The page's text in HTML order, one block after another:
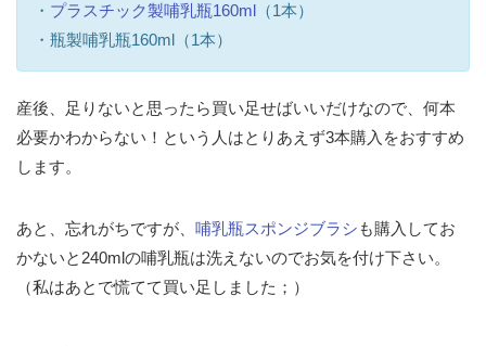
・ プラスチック製哺乳瓶160ml
（1本）
・瓶製哺乳瓶160ml（1本）
産後、足りないと思ったら買い足せばいいだけなので、何本
必要かわからない！という人はとりあえず3本購入をおすすめ
します。
あと、忘れがちですが、 哺乳瓶スポンジブラシ も購入してお
かないと240mlの哺乳瓶は洗えないのでお気を付け下さい。
（私はあとで慌てて買い足しました；）